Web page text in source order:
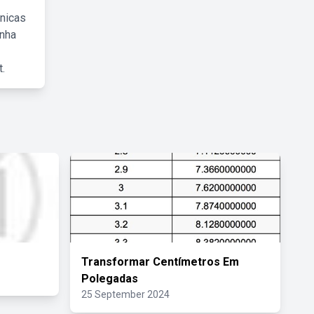
Transformar Centímetros Em
Polegadas
25 September 2024